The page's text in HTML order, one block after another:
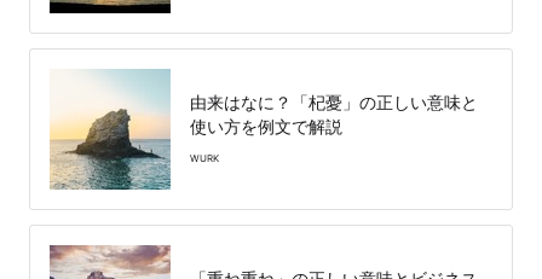
由来はなに？「杞憂」の正しい意味と
使い方を例文で解説
WURK